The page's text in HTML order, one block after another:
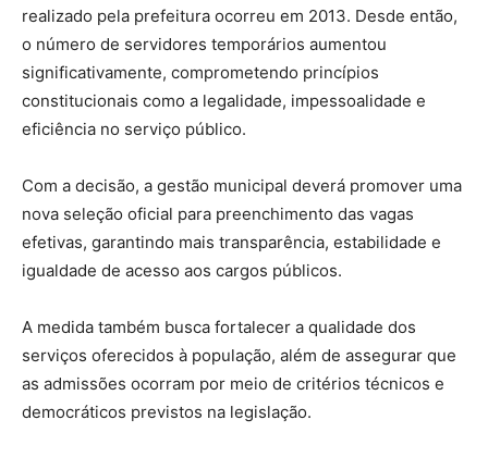
realizado pela prefeitura ocorreu em 2013. Desde então,
o número de servidores temporários aumentou
significativamente, comprometendo princípios
constitucionais como a legalidade, impessoalidade e
eficiência no serviço público.
Com a decisão, a gestão municipal deverá promover uma
nova seleção oficial para preenchimento das vagas
efetivas, garantindo mais transparência, estabilidade e
igualdade de acesso aos cargos públicos.
A medida também busca fortalecer a qualidade dos
serviços oferecidos à população, além de assegurar que
as admissões ocorram por meio de critérios técnicos e
democráticos previstos na legislação.